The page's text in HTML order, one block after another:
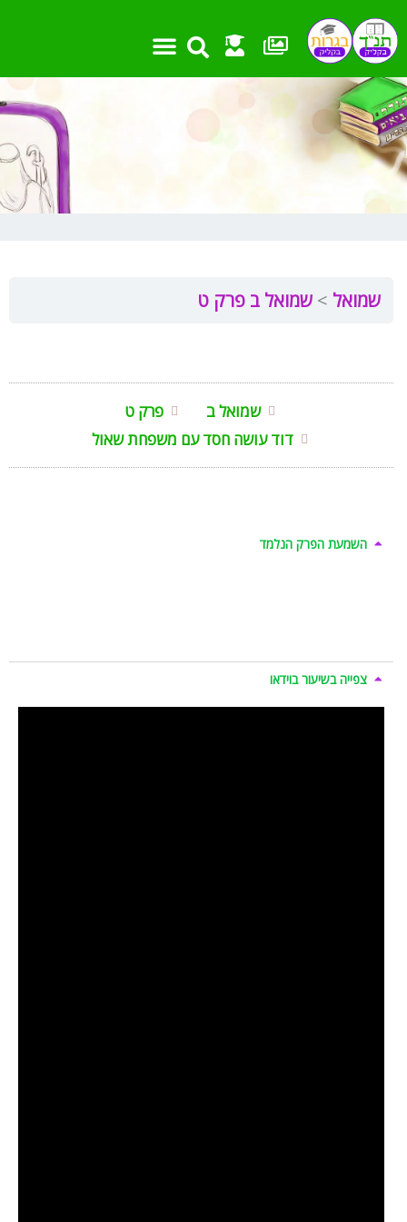
לתוכן
שמואל שמואל ב פרק ט
שמואל ב
פרק ט
דוד עושה חסד עם משפחת שאול
השמעת הפרק הנלמד
צפייה בשיעור בוידאו